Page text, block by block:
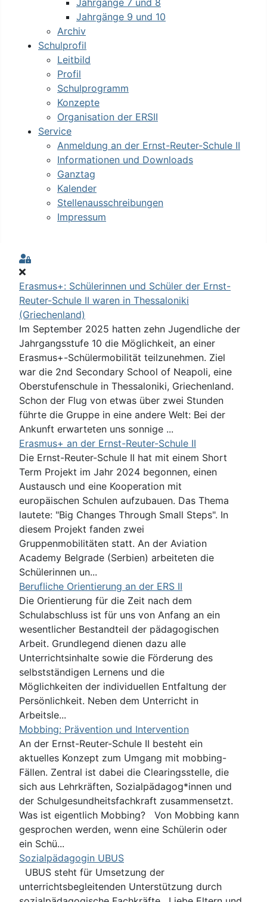
Jahrgänge 7 und 8
Jahrgänge 9 und 10
Archiv
Schulprofil
Leitbild
Profil
Schulprogramm
Konzepte
Organisation der ERSII
Service
Anmeldung an der Ernst-Reuter-Schule II
Informationen und Downloads
Ganztag
Kalender
Stellenausschreibungen
Impressum
Sign In
Erasmus+: Schülerinnen und Schüler der Ernst-
Reuter-Schule II waren in Thessaloniki
(Griechenland)
Im September 2025 hatten zehn Jugendliche der
Jahrgangsstufe 10 die Möglichkeit, an einer
Erasmus+-Schülermobilität teilzunehmen. Ziel
war die 2nd Secondary School of Neapoli, eine
Oberstufenschule in Thessaloniki, Griechenland.
Schon der Flug von etwas über zwei Stunden
führte die Gruppe in eine andere Welt: Bei der
Ankunft erwarteten uns sonnige ...
Erasmus+ an der Ernst-Reuter-Schule II
Die Ernst-Reuter-Schule II hat mit einem Short
Term Projekt im Jahr 2024 begonnen, einen
Austausch und eine Kooperation mit
europäischen Schulen aufzubauen. Das Thema
lautete: "Big Changes Through Small Steps". In
diesem Projekt fanden zwei
Gruppenmobilitäten statt. An der Aviation
Academy Belgrade (Serbien) arbeiteten die
Schülerinnen un...
Berufliche Orientierung an der ERS II
Die Orientierung für die Zeit nach dem
Schulabschluss ist für uns von Anfang an ein
wesentlicher Bestandteil der pädagogischen
Arbeit. Grundlegend dienen dazu alle
Unterrichtsinhalte sowie die Förderung des
selbstständigen Lernens und die
Möglichkeiten der individuellen Entfaltung der
Persönlichkeit. Neben dem Unterricht in
Arbeitsle...
Mobbing: Prävention und Intervention
An der Ernst-Reuter-Schule II besteht ein
aktuelles Konzept zum Umgang mit mobbing-
Fällen. Zentral ist dabei die Clearingsstelle, die
sich aus Lehrkräften, Sozialpädagog*innen und
der Schulgesundheitsfachkraft zusammensetzt.
Was ist eigentlich Mobbing? Von Mobbing kann
gesprochen werden, wenn eine Schülerin oder
ein Schü...
Sozialpädagogin UBUS
UBUS steht für Umsetzung der
unterrichtsbegleitenden Unterstützung durch